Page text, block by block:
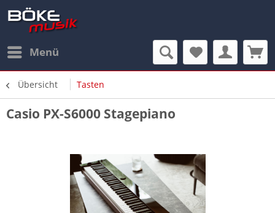
Menü
Übersicht Tasten
Casio PX-S6000 Stagepiano